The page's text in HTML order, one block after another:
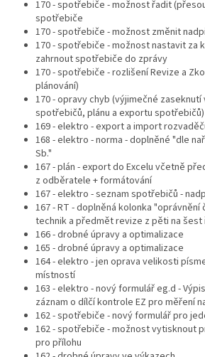
170 - spotřebiče - možnost řadit
spotřebiče
170 - spotřebiče - možnost změnit
170 - spotřebiče - možnost nastavit za
zahrnout spotřebiče do zprávy
170 - spotřebiče - rozlišení Revize a
plánování)
170 - opravy chyb (výjimečné
spotřebičů, plánu a exportu spotřebičů)
169 - elektro - export a import
168 - elektro - norma - doplněné "dle
Sb."
167 - plán - export do Excelu včetně
z odběratele + formátování
167 - elektro - seznam spotřebičů -
167 - RT - doplněná kolonka
technik a předmět revize z pěti na šest
166 - drobné úpravy a optimalizace
165 - drobné úpravy a optimalizace
164 - elektro - jen oprava velikosti
místností
163 - elektro - nový formulář eg.d -
záznam o dílčí kontrole EZ pro měření
162 - spotřebiče - nový formulář pro
162 - spotřebiče - možnost vytisknout
pro přílohu